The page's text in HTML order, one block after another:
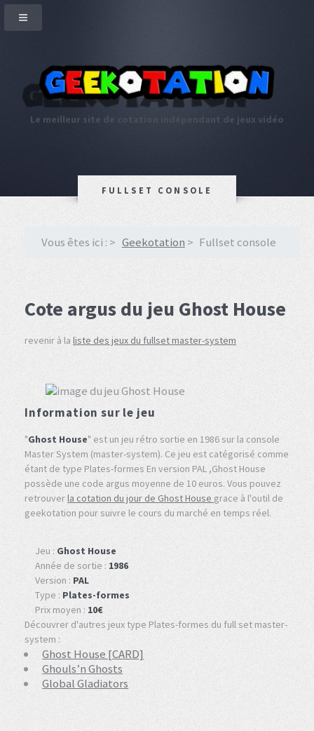
Le meilleur site de cotation indépendant de jeux vidéo
FULLSET CONSOLE
Vous êtes ici : Geekotation Fullset console
Cote argus du jeu Ghost House
revenir à la liste des jeux du fullset master-system
Information sur le jeu
"Ghost House" est un jeu rétro sortie en 1986 sur la console
Master System (master-system). Ce jeu est catégorisé comme
étant de type Plates-formes En version PAL ,Ghost House
possède une code argus moyenne de 10 euros. Vous pouvez
retrouverla cotation du jour de Ghost House grace à l'outil de
geekotation pour suivre le cours du marché en temps réel.
Jeu : Ghost House
Année de sortie : 1986
Version : PAL
Type : Plates-formes
Prix moyen : 10€
Découvrer d'autres jeux type Plates-formes du full set master-
system :
Ghost House [CARD]
Ghouls’n Ghosts
Global Gladiators